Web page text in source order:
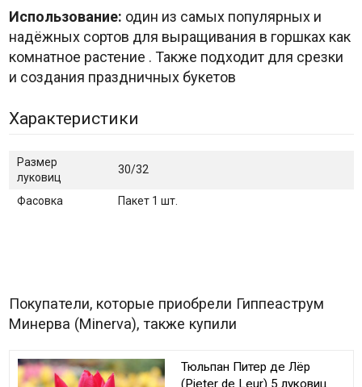
Использование: один из самых популярных и
надёжных сортов для выращивания в горшках как
комнатное растение . Также подходит для срезки
и создания праздничных букетов
Характеристики
Размер
луковиц
30/32
Фасовка Пакет 1 шт.
Покупатели, которые приобрели Гиппеаструм
Минерва (Minerva), также купили
Тюльпан Питер де Лёр
(Pieter de Leur) 5 луковиц